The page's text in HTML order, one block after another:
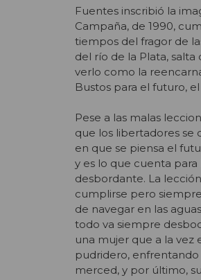
Fuentes inscribió la
Campaña, de 1990,
tiempos del fragor de
del río de la Plata,
verlo como la
Bustos para el futuro,
Pese a las malas
que los libertadores se
en que se piensa el
y es lo que cuenta
desbordante. La
cumplirse pero
de navegar en las
todo va siempre
una mujer que a la vez
pudridero,
merced, y por último,